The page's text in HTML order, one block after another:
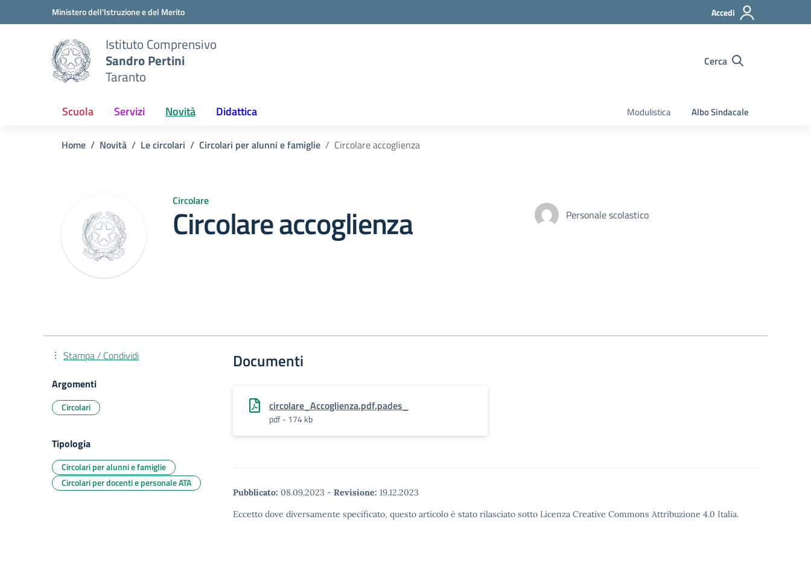
Vai ai contenuti
Vai al menu di navigazioneMinistero dell'Istruzione e del Merito Accedi
Istituto Comprensivo
Sandro Pertini
Taranto
Cerca
Scuola Servizi Novità Didattica Modulistica Albo Sindacale
Home Novità Le circolari Circolari per alunni e famiglie Circolare accoglienza
Circolare
Circolare accoglienza Personale scolastico
Documenti
circolare_Accoglienza.pdf.pades_
pdf - 174 kb
Pubblicato: 08.09.2023 - Revisione: 19.12.2023
Eccetto dove diversamente specificato, questo articolo è stato rilasciato sotto Licenza Creative Commons Attribuzione 4.0 Italia.
Stampa / Condividi
Argomenti
Circolari
Tipologia
Circolari per alunni e famiglie
Circolari per docenti e personale ATA